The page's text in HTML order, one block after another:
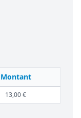
Montant
13,00 €